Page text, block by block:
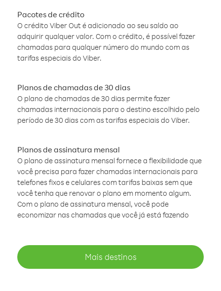
Pacotes de crédito
O crédito Viber Out é adicionado ao seu saldo ao
adquirir qualquer valor. Com o crédito, é possível fazer
chamadas para qualquer número do mundo com as
tarifas especiais do Viber.
Planos de chamadas de 30 dias
O plano de chamadas de 30 dias permite fazer
chamadas internacionais para o destino escolhido pelo
período de 30 dias com as tarifas especiais do Viber.
Planos de assinatura mensal
O plano de assinatura mensal fornece a flexibilidade que
você precisa para fazer chamadas internacionais para
telefones fixos e celulares com tarifas baixas sem que
você tenha que renovar o plano em momento algum.
Com o plano de assinatura mensal, você pode
economizar nas chamadas que você já está fazendo
Mais destinos